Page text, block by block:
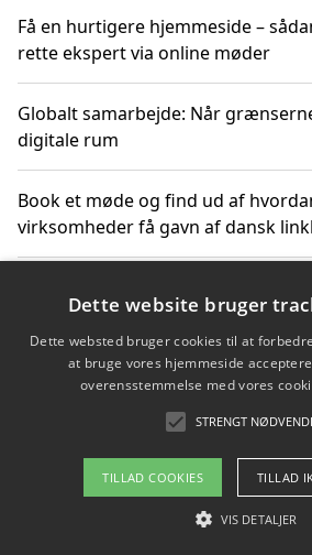
Få en hurtigere hjemmeside –
rette ekspert via online møder
Globalt samarbejde: Når
digitale rum
Book et møde og find ud af
virksomheder få gavn af dansk
får du indgår et samarbejde
Hold et møde med en WordPress
mest professionelle til at
Copyright 2026 -
Om / kontakt
Dette website bruger
Dette websted bruger cookies til at
at bruge vores hjemmeside
overensstemmelse med vores
STRENGT
TILLAD COOKIES TILLAD
VIS DETALJER